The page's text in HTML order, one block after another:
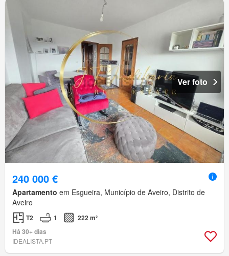
Ver foto
240 000 €
Apartamento em Esgueira, Município de Aveiro, Distrito de
Aveiro
T2 1
222 m²
Há 30+ dias
IDEALISTA.PT